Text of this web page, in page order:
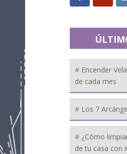
Encender
de cada mes
Los 7
¿Cómo
de tu casa con